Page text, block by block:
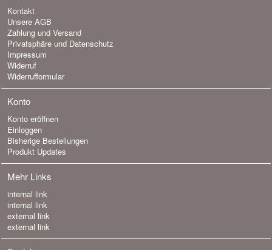
Kontakt
Unsere AGB
Zahlung und Versand
Privatsphäre und Datenschutz
Impressum
Widerruf
Widerrufformular
Konto
Konto eröffnen
Einloggen
Bisherige Bestellungen
Produkt Updates
Mehr Links
internal link
internal link
external link
external link